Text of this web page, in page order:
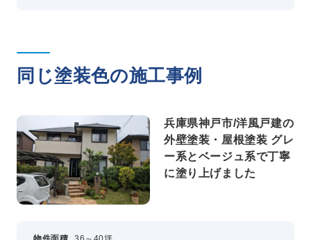
同じ塗装色の施工事例
兵庫県神戸市/洋風戸建の
外壁塗装・屋根塗装 グレ
ー系とベージュ系で丁寧
に塗り上げました